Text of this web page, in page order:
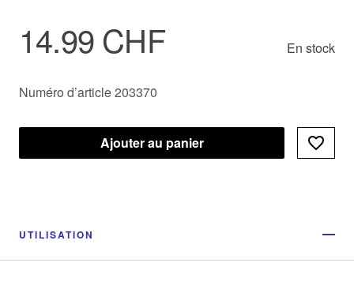
14.99 CHF En stock
Numéro d’article 203370
Ajouter au panier
UTILISATION